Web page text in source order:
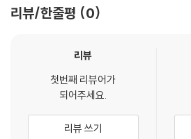
기 어렵고, 아이를 태운 채로는 잠시도 시선을
아이를 유치원에 데려다주는 동안 둘째가 탄
두었고, 단 몇 분 만에 “저기! 누구 애예요?”
으로 오해받을 뻔한 경험을 한다.
운 세계에 둘러싸여 있다는 사실을 상기시켜
손바닥 크기의 아름다운 책 속에 이렇게나 탁
놀라운 점은 존재 그 자체일 것이다. (…) 하나
사고를 자극해주고 유익하다.
리뷰/한줄평 0
리뷰
첫번째 리뷰어가
되어주세요.
리뷰 쓰기